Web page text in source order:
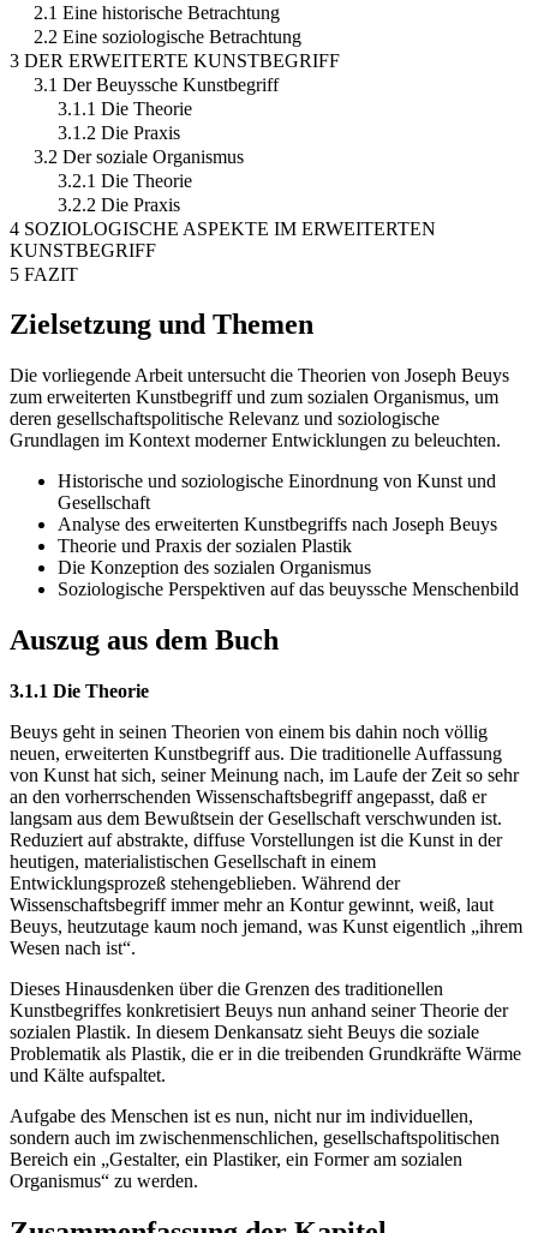
2.1 Eine historische Betrachtung
2.2 Eine soziologische Betrachtung
3 DER ERWEITERTE KUNSTBEGRIFF
3.1 Der Beuyssche Kunstbegriff
3.1.1 Die Theorie
3.1.2 Die Praxis
3.2 Der soziale Organismus
3.2.1 Die Theorie
3.2.2 Die Praxis
4 SOZIOLOGISCHE ASPEKTE IM ERWEITERTEN
KUNSTBEGRIFF
5 FAZIT
Zielsetzung und Themen
Die vorliegende Arbeit untersucht die Theorien von Joseph Beuys
zum erweiterten Kunstbegriff und zum sozialen Organismus, um
deren gesellschaftspolitische Relevanz und soziologische
Grundlagen im Kontext moderner Entwicklungen zu beleuchten.
Historische und soziologische Einordnung von Kunst und
Gesellschaft
Analyse des erweiterten Kunstbegriffs nach Joseph Beuys
Theorie und Praxis der sozialen Plastik
Die Konzeption des sozialen Organismus
Soziologische Perspektiven auf das beuyssche Menschenbild
Auszug aus dem Buch
3.1.1 Die Theorie
Beuys geht in seinen Theorien von einem bis dahin noch völlig
neuen, erweiterten Kunstbegriff aus. Die traditionelle Auffassung
von Kunst hat sich, seiner Meinung nach, im Laufe der Zeit so sehr
an den vorherrschenden Wissenschaftsbegriff angepasst, daß er
langsam aus dem Bewußtsein der Gesellschaft verschwunden ist.
Reduziert auf abstrakte, diffuse Vorstellungen ist die Kunst in der
heutigen, materialistischen Gesellschaft in einem
Entwicklungsprozeß stehengeblieben. Während der
Wissenschaftsbegriff immer mehr an Kontur gewinnt, weiß, laut
Beuys, heutzutage kaum noch jemand, was Kunst eigentlich „ihrem
Wesen nach ist“.
Dieses Hinausdenken über die Grenzen des traditionellen
Kunstbegriffes konkretisiert Beuys nun anhand seiner Theorie der
sozialen Plastik. In diesem Denkansatz sieht Beuys die soziale
Problematik als Plastik, die er in die treibenden Grundkräfte Wärme
und Kälte aufspaltet.
Aufgabe des Menschen ist es nun, nicht nur im individuellen,
sondern auch im zwischenmenschlichen, gesellschaftspolitischen
Bereich ein „Gestalter, ein Plastiker, ein Former am sozialen
Organismus“ zu werden.